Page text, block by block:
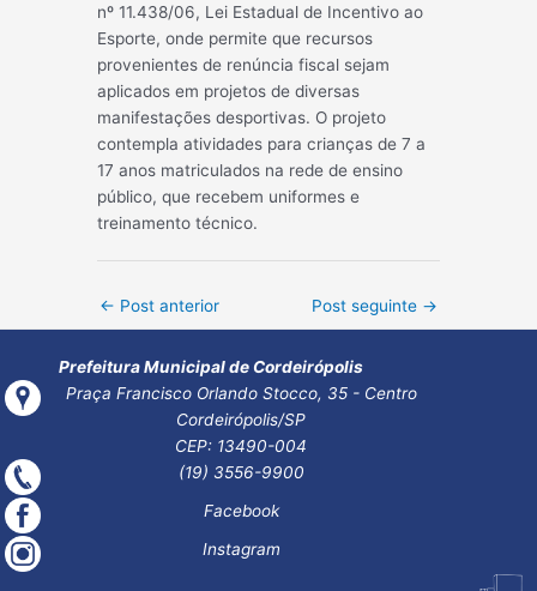
nº 11.438/06, Lei Estadual de Incentivo ao
Esporte, onde permite que recursos
provenientes de renúncia fiscal sejam
aplicados em projetos de diversas
manifestações desportivas. O projeto
contempla atividades para crianças de 7 a
17 anos matriculados na rede de ensino
público, que recebem uniformes e
treinamento técnico.
Post
← Post anterior Post seguinte →
Prefeitura Municipal de Cordeirópolis
Praça Francisco Orlando Stocco, 35 - Centro
Cordeirópolis/SP
CEP: 13490-004
(19) 3556-9900
Facebook
Instagram